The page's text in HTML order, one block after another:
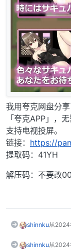
我用夸克网盘分
「夸克APP」，
支持电视投屏。
链接： https://
提取码：41YH
解压码：不要改
shinnku从2024
shinnku从2024